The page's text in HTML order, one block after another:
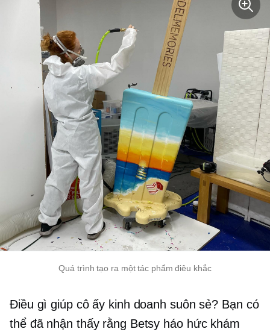
Quá trình tạo ra một tác phẩm điêu khắc
Điều gì giúp cô ấy kinh doanh suôn sẻ? Bạn có
thể đã nhận thấy rằng Betsy háo hức khám